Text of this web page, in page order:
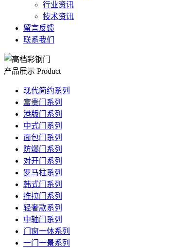
行业资讯
技术资讯
留言反馈
联系我们
产品展示 Product
现代简约系列
富贵门系列
港版门系列
中式门系列
面包门系列
防爆门系列
对开门系列
罗马柱系列
韩式门系列
推拉门系列
轻奢款系列
中轴门系列
门窗一体系列
一门一景系列